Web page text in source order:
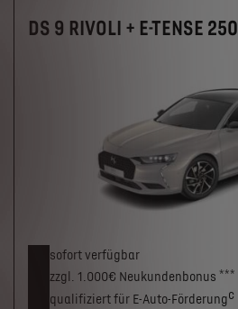
DS 9 RIVOLI + E-TENSE 250
sofort verfügbar
zzgl. 1.000€ Neukunden­bonus ***
qualifiziert für E-Auto-Förderungc